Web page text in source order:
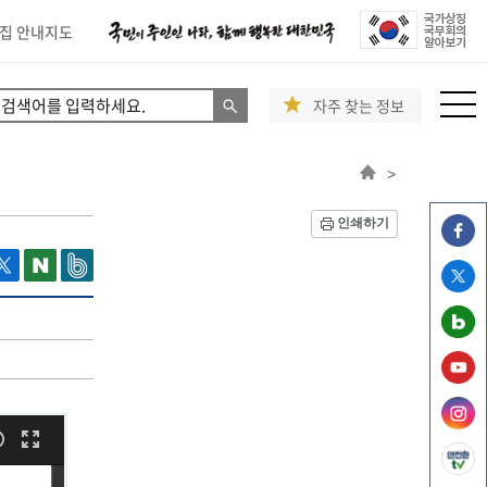
안내지도
자주 찾는 정보
>
인쇄하기